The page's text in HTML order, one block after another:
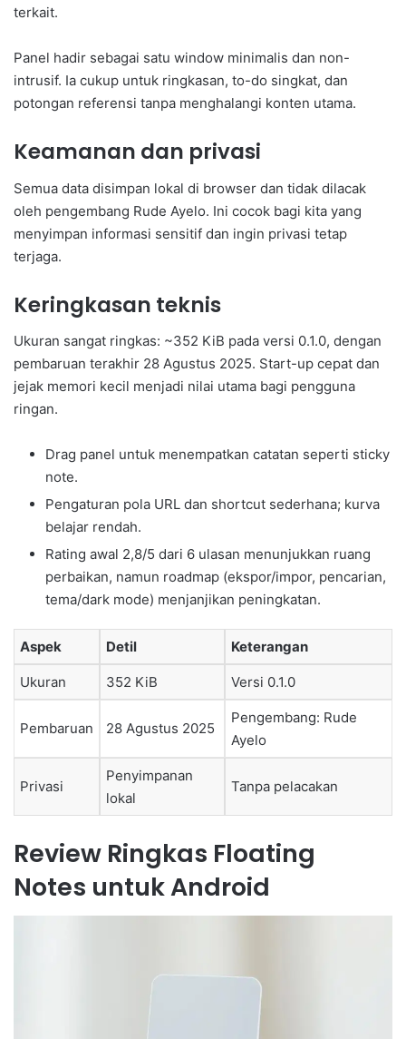
terkait.
Panel hadir sebagai satu window minimalis dan non-
intrusif. Ia cukup untuk ringkasan, to-do singkat, dan
potongan referensi tanpa menghalangi konten utama.
Keamanan dan privasi
Semua data disimpan lokal di browser dan tidak dilacak
oleh pengembang Rude Ayelo. Ini cocok bagi kita yang
menyimpan informasi sensitif dan ingin privasi tetap
terjaga.
Keringkasan teknis
Ukuran sangat ringkas: ~352 KiB pada versi 0.1.0, dengan
pembaruan terakhir 28 Agustus 2025. Start-up cepat dan
jejak memori kecil menjadi nilai utama bagi pengguna
ringan.
Drag panel untuk menempatkan catatan seperti sticky
note.
Pengaturan pola URL dan shortcut sederhana; kurva
belajar rendah.
Rating awal 2,8/5 dari 6 ulasan menunjukkan ruang
perbaikan, namun roadmap (ekspor/impor, pencarian,
tema/dark mode) menjanjikan peningkatan.
Aspek Detil Keterangan
Ukuran 352 KiB Versi 0.1.0
Pembaruan 28 Agustus 2025
Pengembang: Rude
Ayelo
Privasi
Penyimpanan
lokal
Tanpa pelacakan
Review Ringkas Floating
Notes untuk Android